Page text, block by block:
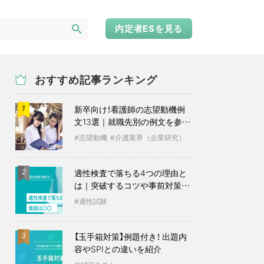
内定者ESを見る
おすすめ記事ランキング
1
新卒向け！看護師の志望動機例
文13選｜就職先別の例文を参考
に志望動機 介護業界（企業研究）
2
適性検査で落ちる4つの理由と
は｜突破するコツや事前対策も
紹介
適性試験
3
【玉手箱対策】例題付き！ 出題内
容やSPIとの違いを紹介